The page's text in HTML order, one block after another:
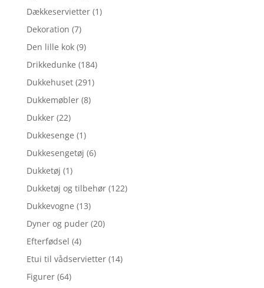
Dækkeservietter (1)
Dekoration (7)
Den lille kok (9)
Drikkedunke (184)
Dukkehuset (291)
Dukkemøbler (8)
Dukker (22)
Dukkesenge (1)
Dukkesengetøj (6)
Dukketøj (1)
Dukketøj og tilbehør (122)
Dukkevogne (13)
Dyner og puder (20)
Efterfødsel (4)
Etui til vådservietter (14)
Figurer (64)